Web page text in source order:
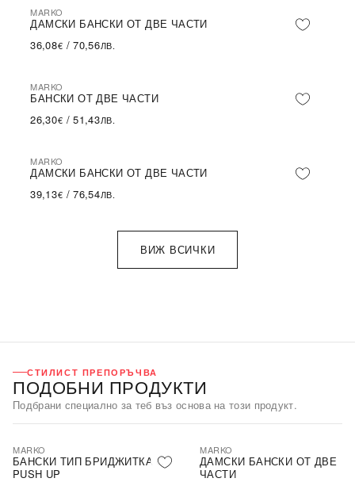
MARKO
ДАМСКИ БАНСКИ ОТ ДВЕ ЧАСТИ
36,08€ /70,56ЛВ.
MARKO
БАНСКИ ОТ ДВЕ ЧАСТИ
26,30€ /51,43ЛВ.
MARKO
ДАМСКИ БАНСКИ ОТ ДВЕ ЧАСТИ
39,13€ /76,54ЛВ.
ВИЖ ВСИЧКИ
СТИЛИСТ ПРЕПОРЪЧВА
ПОДОБНИ ПРОДУКТИ
Подбрани специално за теб въз основа на този продукт.
MARKO
БАНСКИ ТИП БРИДЖИТКА С
PUSH UP
MARKO
ДАМСКИ БАНСКИ ОТ ДВЕ
ЧАСТИ